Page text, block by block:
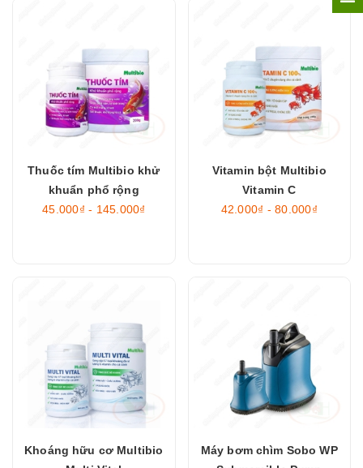
Thuốc tím Multibio khử
khuẩn phổ rộng
45.000₫ - 145.000₫
Vitamin bột Multibio
Vitamin C
42.000₫ - 80.000₫
Khoáng hữu cơ Multibio
Máy bơm chìm Sobo WP